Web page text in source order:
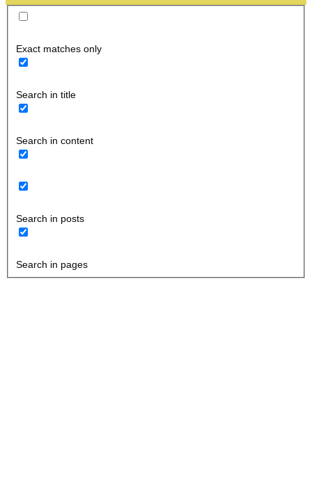
Exact matches only
Search in title
Search in content
Search in posts
Search in pages